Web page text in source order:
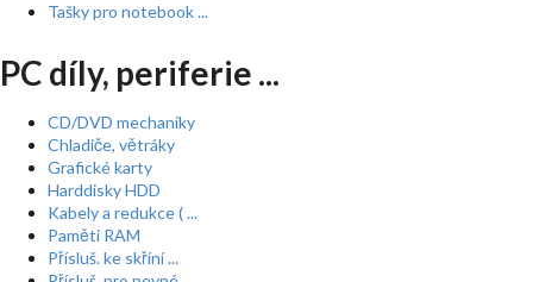
Tašky pro notebook ...
PC díly, periferie ...
CD/DVD mechaniky
Chladiče, větráky
Grafické karty
Harddisky HDD
Kabely a redukce ( ...
Paměti RAM
Přísluš. ke skříní ...